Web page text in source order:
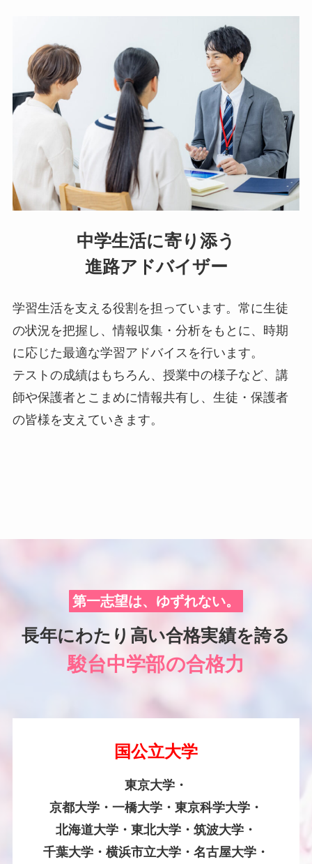
中学生活に寄り添う
進路アドバイザー
学習生活を支える役割を担っています。常に生徒
の状況を把握し、情報収集・分析をもとに、時期
に応じた最適な学習アドバイスを行います。
テストの成績はもちろん、授業中の様子など、講
師や保護者とこまめに情報共有し、生徒・保護者
の皆様を支えていきます。
第一志望は、ゆずれない。
長年にわたり高い合格実績を誇る
駿台中学部の合格力
国公立大学
東京大学・
京都大学・一橋大学・東京科学大学・
北海道大学・東北大学・筑波大学・
千葉大学・横浜市立大学・名古屋大学・